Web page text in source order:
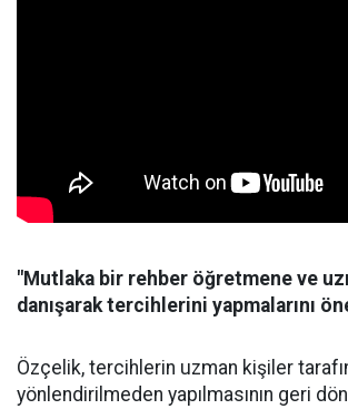
"Mutlaka bir rehber öğretmene ve
danışarak tercihlerini yapmalarını
Özçelik, tercihlerin uzman kişiler
yönlendirilmeden yapılmasının geri